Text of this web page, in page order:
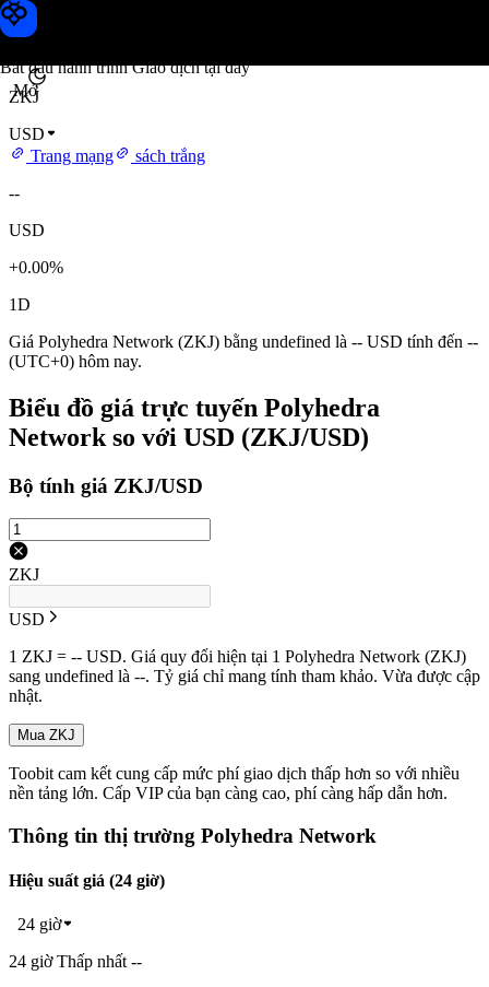
Bắt đầu hành trình Giao dịch tại đây
Mở
Giá Polyhedra Network
ZKJ
USD
Trang mạng
sách trắng
--
USD
+0.00%
1D
Giá Polyhedra Network (ZKJ) bằng undefined là -- USD tính đến --
(UTC+0) hôm nay.
Biểu đồ giá trực tuyến Polyhedra
Network so với USD (ZKJ/USD)
Bộ tính giá ZKJ/USD
ZKJ
USD
1 ZKJ = -- USD. Giá quy đổi hiện tại 1 Polyhedra Network (ZKJ)
sang undefined là --. Tỷ giá chỉ mang tính tham khảo. Vừa được cập
nhật.
Mua ZKJ
Toobit cam kết cung cấp mức phí giao dịch thấp hơn so với nhiều
nền tảng lớn. Cấp VIP của bạn càng cao, phí càng hấp dẫn hơn.
Thông tin thị trường Polyhedra Network
Hiệu suất giá (24 giờ)
24 giờ
24 giờ Thấp nhất --